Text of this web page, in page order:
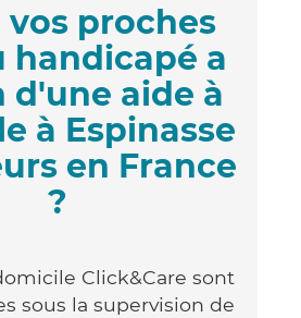
vos proches
handicapé a
d'une aide à
à Espinasse
en France
?
Click&Care sont
sous la supervision de